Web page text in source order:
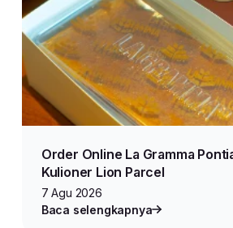
#bisnisrumahan #lionparcel
Bagikan
Order Online La Gramma
Kulioner Lion Parcel
7 Agu 2026
Baca selengkapnya